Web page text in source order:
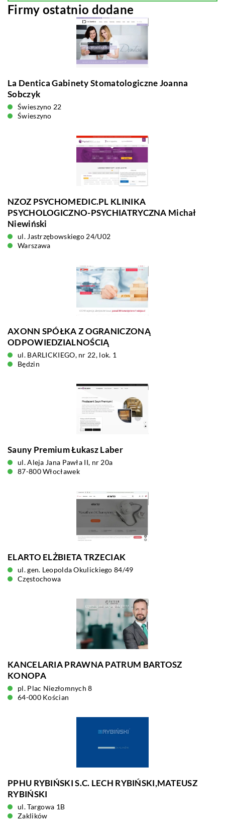
Firmy ostatnio dodane
La Dentica Gabinety Stomatologiczne Joanna
Sobczyk
Świeszyno 22
Świeszyno
NZOZ PSYCHOMEDIC.PL KLINIKA
PSYCHOLOGICZNO-PSYCHIATRYCZNA Michał
Niewiński
ul. Jastrzębowskiego 24/U02
Warszawa
AXONN SPÓŁKA Z OGRANICZONĄ
ODPOWIEDZIALNOŚCIĄ
ul. BARLICKIEGO, nr 22, lok. 1
Będzin
Sauny Premium Łukasz Laber
ul. Aleja Jana Pawła II, nr 20a
87-800 Włocławek
ELARTO ELŻBIETA TRZECIAK
ul. gen. Leopolda Okulickiego 84/49
Częstochowa
KANCELARIA PRAWNA PATRUM BARTOSZ
KONOPA
pl. Plac Niezłomnych 8
64-000 Kościan
PPHU RYBIŃSKI S.C. LECH RYBIŃSKI,MATEUSZ
RYBIŃSKI
ul. Targowa 1B
Zaklików